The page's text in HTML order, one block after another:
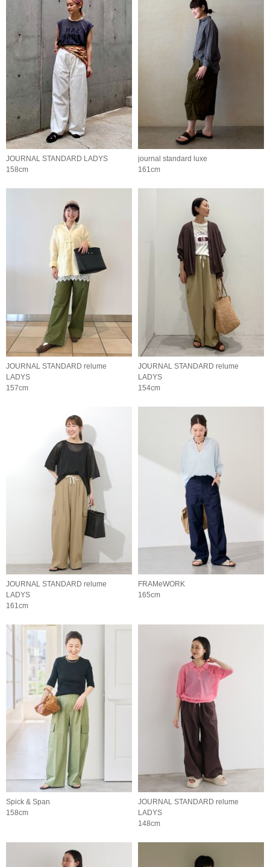
JOURNAL STANDARD LADYS
158cm
journal standard luxe
161cm
JOURNAL STANDARD relume
LADYS
157cm
JOURNAL STANDARD relume
LADYS
154cm
JOURNAL STANDARD relume
LADYS
161cm
FRAMeWORK
165cm
Spick & Span
158cm
JOURNAL STANDARD relume
LADYS
148cm